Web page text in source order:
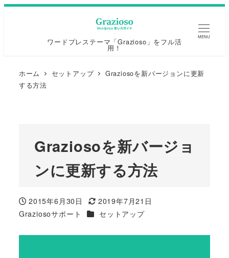
ワードプレステーマ「Grazioso」をフル活
用！
MENU
ホーム セットアップ
Graziosoを新バージョンに更新
する方法
Graziosoを新バージョ
ンに更新する方法
投稿日
2015年6月30日
更新日
2019年7月21日
著
Graziosoサポート カテゴリー
セットアップ